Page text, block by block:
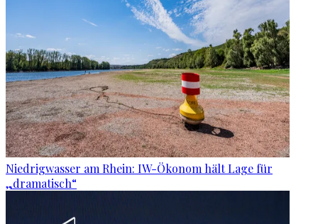
Niedrigwasser am Rhein: IW-Ökonom hält Lage für
„dramatisch“